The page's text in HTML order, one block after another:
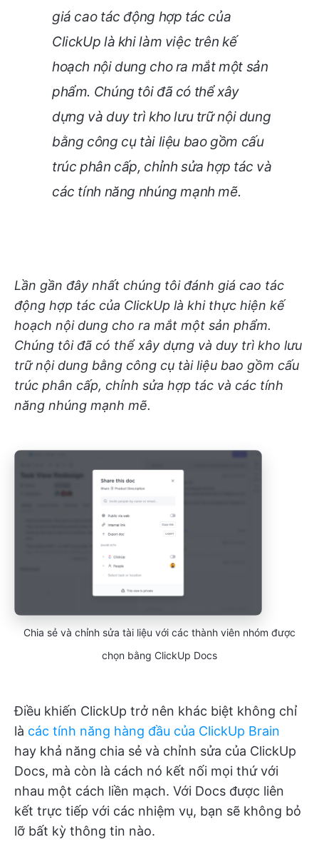
giá cao tác động hợp tác của
ClickUp là khi làm việc trên kế
hoạch nội dung cho ra mắt một sản
phẩm. Chúng tôi đã có thể xây
dựng và duy trì kho lưu trữ nội dung
bằng công cụ tài liệu bao gồm cấu
trúc phân cấp, chỉnh sửa hợp tác và
các tính năng nhúng mạnh mẽ.
Lần gần đây nhất chúng tôi đánh giá cao tác
động hợp tác của ClickUp là khi thực hiện kế
hoạch nội dung cho ra mắt một sản phẩm.
Chúng tôi đã có thể xây dựng và duy trì kho lưu
trữ nội dung bằng công cụ tài liệu bao gồm cấu
trúc phân cấp, chỉnh sửa hợp tác và các tính
năng nhúng mạnh mẽ.
Chia sẻ và chỉnh sửa tài liệu với các thành viên nhóm được
chọn bằng ClickUp Docs
Điều khiến ClickUp trở nên khác biệt không chỉ
là các tính năng hàng đầu của ClickUp Brain
hay khả năng chia sẻ và chỉnh sửa của ClickUp
Docs, mà còn là cách nó kết nối mọi thứ với
nhau một cách liền mạch. Với Docs được liên
kết trực tiếp với các nhiệm vụ, bạn sẽ không bỏ
lỡ bất kỳ thông tin nào.